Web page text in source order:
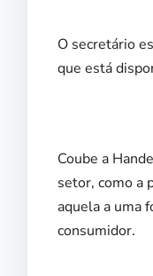
O secretário
que está
Coube a
setor, como a
aquela a uma
consumidor.